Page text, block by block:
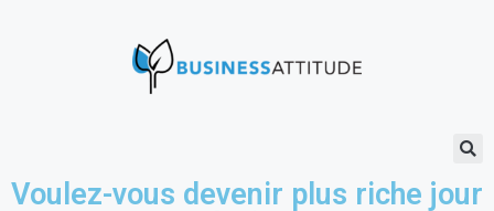
Voulez-vous devenir plus riche jour